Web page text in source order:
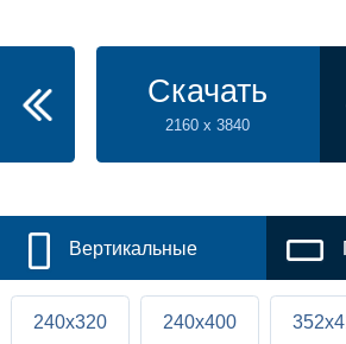
Скачать
2160 x 3840
Вертикальные
240x320 240x400